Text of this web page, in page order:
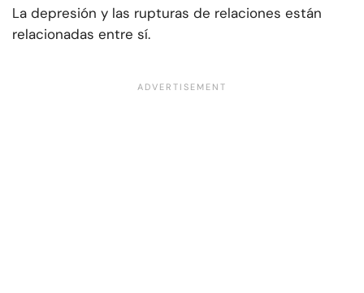
La depresión y las rupturas de relaciones están
relacionadas entre sí.